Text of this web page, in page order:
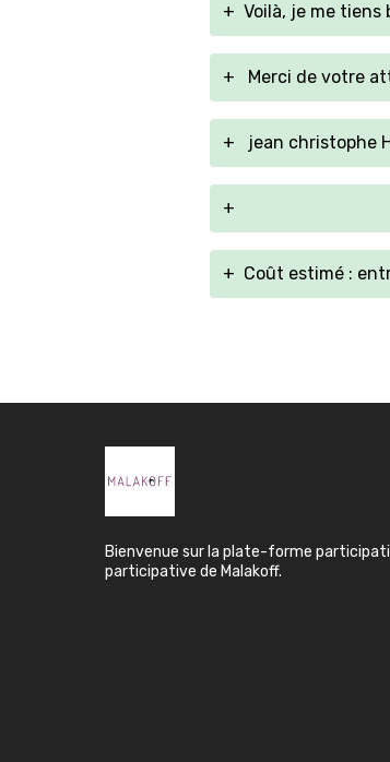
+ Voilà, je me
+ Merci de votre
+ jean christophe
+
+ Coût estimé :
Bienvenue sur la plate-forme
participative de Malakoff.